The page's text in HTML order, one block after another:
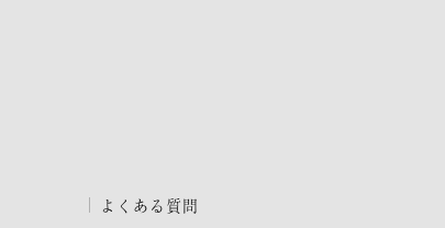
よくある質問